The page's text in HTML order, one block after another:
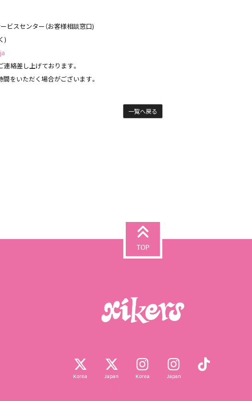
ビスセンター（お客様相談窓口)
)
絡差し上げております。
をいただく場合がございます。
一覧へ戻る
TOP
Korea Japan Korea Japan